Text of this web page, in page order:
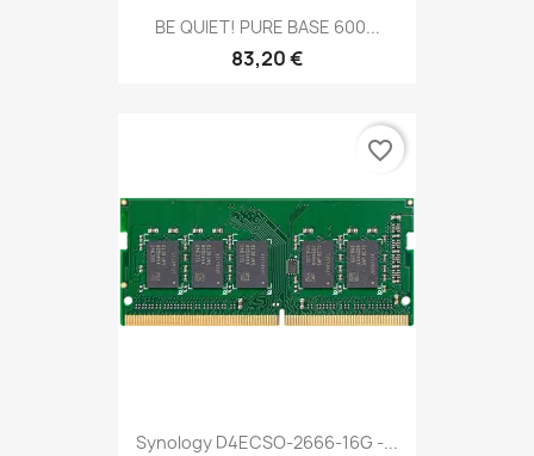
BE QUIET! PURE BASE 600...
83,20 €
Synology D4ECSO-2666-16G -...
favorite_border